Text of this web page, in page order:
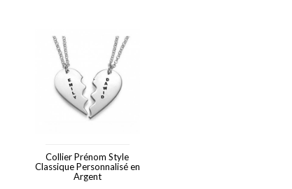
Collier Prénom Style
Classique Personnalisé en
Argent